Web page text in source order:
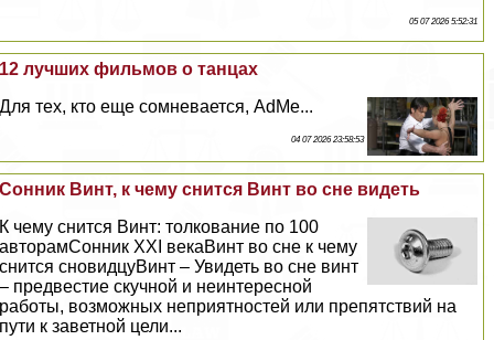
05 07 2026 5:52:31
12 лучших фильмов о танцах
Для тех, кто еще сомневается, AdMe...
04 07 2026 23:58:53
Сонник Винт, к чему снится Винт во сне видеть
К чему снится Винт: толкование по 100
авторамСонник XXI векаВинт во сне к чему
снится сновидцуВинт – Увидеть во сне винт
– предвестие скучной и неинтересной
работы, возможных неприятностей или препятствий на
пути к заветной цели...